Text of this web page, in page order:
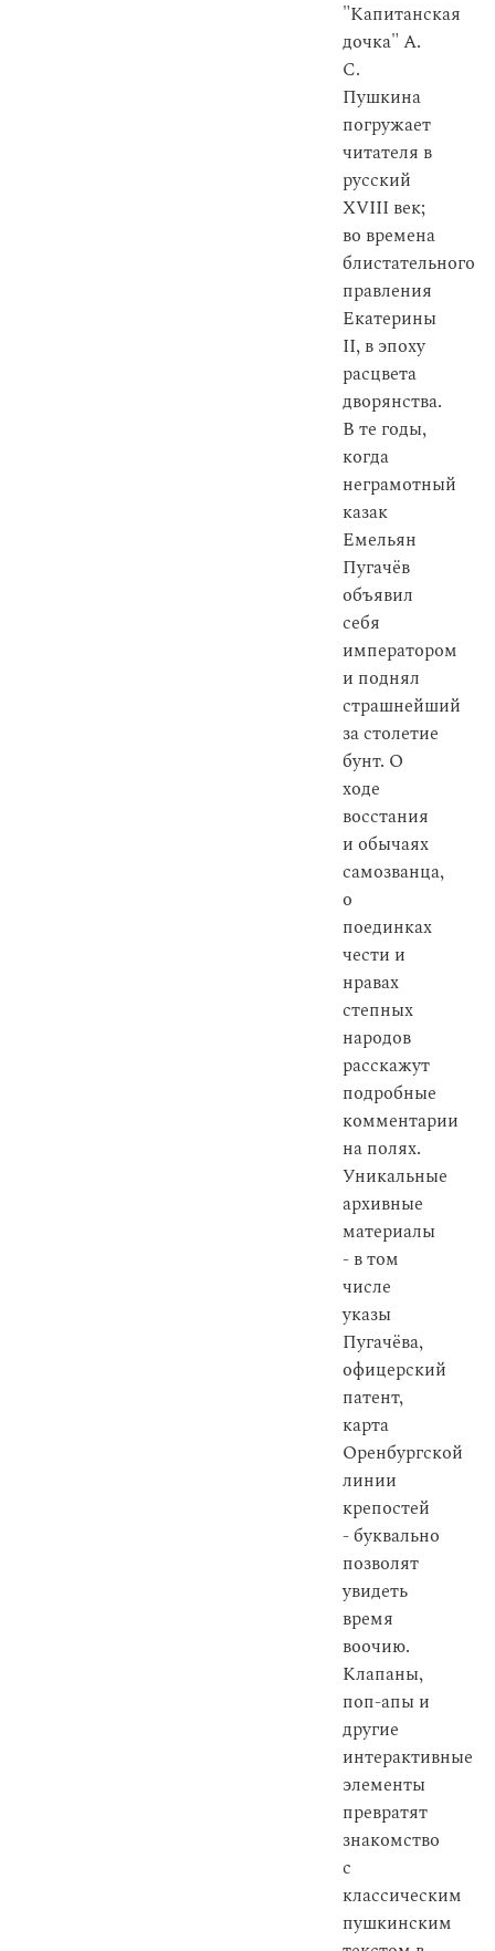
"Капитанская
дочка" А.
С.
Пушкина
погружает
читателя в
русский
XVIII век;
во времена
блистательного
правления
Екатерины
II, в эпоху
расцвета
дворянства.
В те годы,
когда
неграмотный
казак
Емельян
Пугачёв
объявил
себя
императором
и поднял
страшнейший
за столетие
бунт. О
ходе
восстания
и обычаях
самозванца,
о
поединках
чести и
нравах
степных
народов
расскажут
подробные
комментарии
на полях.
Уникальные
архивные
материалы
- в том
числе
указы
Пугачёва,
офицерский
патент,
карта
Оренбургской
линии
крепостей
- буквально
позволят
увидеть
время
воочию.
Клапаны,
поп-апы и
другие
интерактивные
элементы
превратят
знакомство
с
классическим
пушкинским